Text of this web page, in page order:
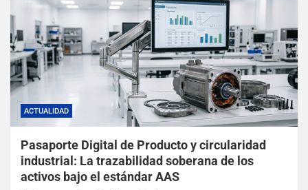
ACTUALIDAD
Pasaporte Digital de Producto y circularidad
industrial: La trazabilidad soberana de los
activos bajo el estándar AAS